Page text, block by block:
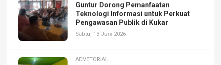
Guntur Dorong Pemanfaatan
Teknologi Informasi untuk Perkuat
Pengawasan Publik di Kukar
Sabtu, 13 Juni 2026
ADVETORIAL